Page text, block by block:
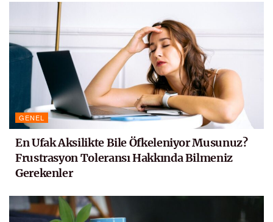
GENEL
En Ufak Aksilikte Bile Öfkeleniyor Musunuz?
Frustrasyon Toleransı Hakkında Bilmeniz
Gerekenler